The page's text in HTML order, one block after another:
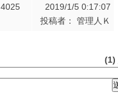
4025
2019/1/5 0:17:07
投稿者： 管理人Ｋ
(1)